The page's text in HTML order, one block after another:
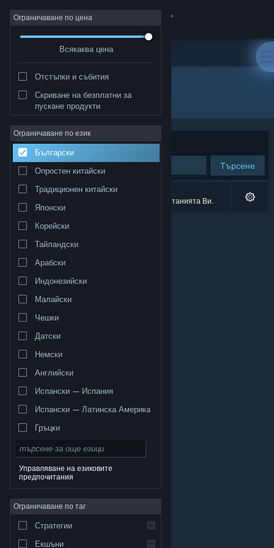
Вписване
Относно
Поддръжка
Смяна на езика
търговски марки принадлежат на съответните им
собственици в САЩ и други страни.
поверителност|Юридическа информация|
Достъпност|Условия за ползване на Steam
Възстановявания|Бисквитки
Ограничаване по цена
Всякаква цена
Отстъпки и събития
Скриване на безплатни за
пускане продукти
Ограничаване по език
Български
Опростен китайски
Традиционен китайски
Японски
Корейски
Тайландски
Арабски
Индонезийски
Малайски
Чешки
Датски
Немски
Английски
Испански — Испания
Испански — Латинска Америка
Гръцки
Управляване на езиковите
предпочитания
Ограничаване по таг
Стратегии
Екшъни
Разработчик: 3D Talo Finland Ltd.
Сортиране по Съответстване
Търсене
0 резултата съответстват на търсенето Ви.
1 заглавие беше изключено спрямо предпочитанията Ви.